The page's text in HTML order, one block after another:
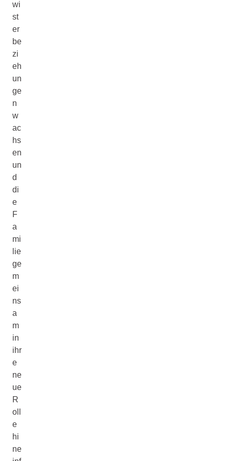
wi
st
er
be
zi
eh
un
ge
n
w
ac
hs
en
un
d
di
e
F
a
mi
lie
ge
m
ei
ns
a
m
in
ihr
e
ne
ue
R
oll
e
hi
ne